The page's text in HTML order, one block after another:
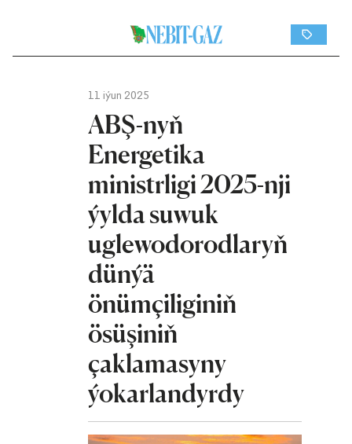
11 iýun 2025
ABŞ-nyň
Energetika
ministrligi 2025-nji
ýylda suwuk
uglewodorodlaryň
dünýä
önümçiliginiň
ösüşiniň
çaklamasyny
ýokarlandyrdy